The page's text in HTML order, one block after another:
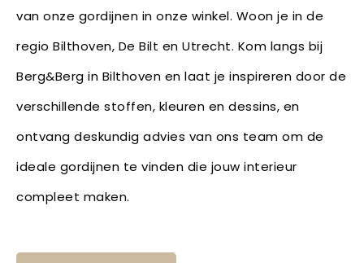
van onze gordijnen in onze winkel. Woon je in de
regio Bilthoven, De Bilt en Utrecht. Kom langs bij
Berg&Berg in Bilthoven en laat je inspireren door de
verschillende stoffen, kleuren en dessins, en
ontvang deskundig advies van ons team om de
ideale gordijnen te vinden die jouw interieur
compleet maken.